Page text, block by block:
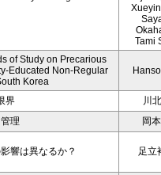
Tami
of Study on Precarious
Educated Non-Regular
Korea
界
川
理
岡
響は異なるか？ 足立